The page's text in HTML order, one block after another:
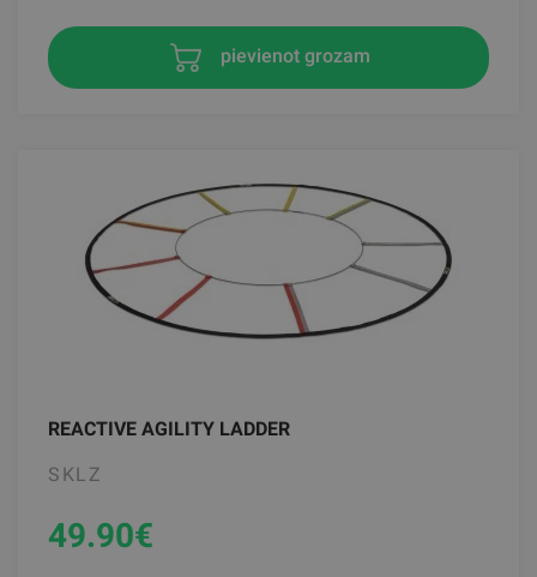
pievienot grozam
REACTIVE AGILITY LADDER
SKLZ
49.90€